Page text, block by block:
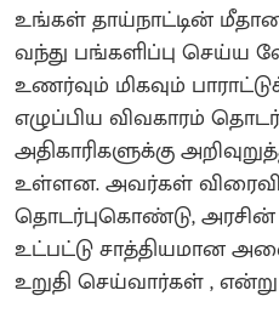
உங்கள் தாய்நாட்டின் மீதான
வந்து பங்களிப்பு
உணர்வும் மிகவும்
எழுப்பிய விவகாரம்
அதிகாரிகளுக்கு
உள்ளன. அவர்கள்
தொடர்புகொண்டு, அரசின்
உட்பட்டு சாத்தியமான
உறுதி செய்வார்கள் ,